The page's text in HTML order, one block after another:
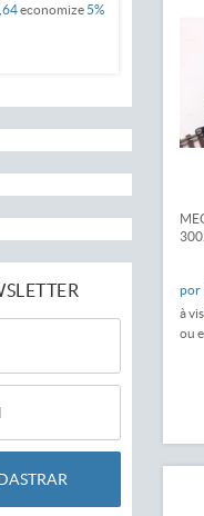
economize 5%
por
à
ou